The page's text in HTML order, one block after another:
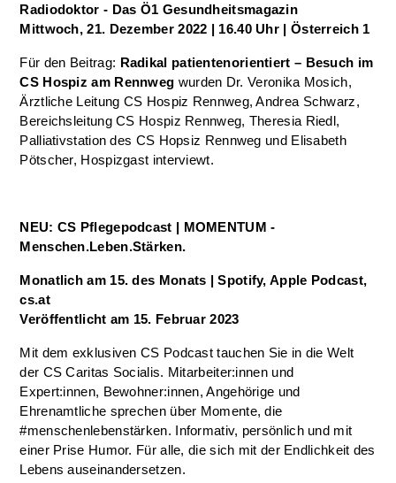
Radiodoktor - Das Ö1 Gesundheitsmagazin
Mittwoch, 21. Dezember 2022 | 16.40 Uhr | Österreich 1
Für den Beitrag: Radikal patientenorientiert – Besuch im
CS Hospiz am Rennweg wurden Dr. Veronika Mosich,
Ärztliche Leitung CS Hospiz Rennweg, Andrea Schwarz,
Bereichsleitung CS Hospiz Rennweg, Theresia Riedl,
Palliativstation des CS Hopsiz Rennweg und Elisabeth
Pötscher, Hospizgast interviewt.
NEU: CS Pflegepodcast | MOMENTUM -
Menschen.Leben.Stärken.
Monatlich am 15. des Monats | Spotify, Apple Podcast,
cs.at
Veröffentlicht am 15. Februar 2023
Mit dem exklusiven CS Podcast tauchen Sie in die Welt
der CS Caritas Socialis. Mitarbeiter:innen und
Expert:innen, Bewohner:innen, Angehörige und
Ehrenamtliche sprechen über Momente, die
#menschenlebenstärken. Informativ, persönlich und mit
einer Prise Humor. Für alle, die sich mit der Endlichkeit des
Lebens auseinandersetzen.